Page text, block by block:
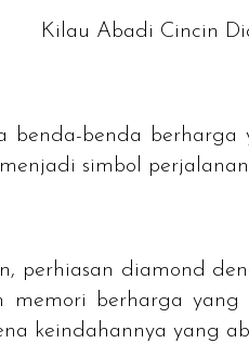
Kilau Abadi Cincin
benda-benda
simbol
perhiasan diamond
memori berharga
keindahannya yang